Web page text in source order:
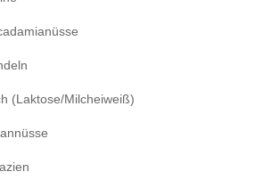
(Laktose/Milcheiweiß)